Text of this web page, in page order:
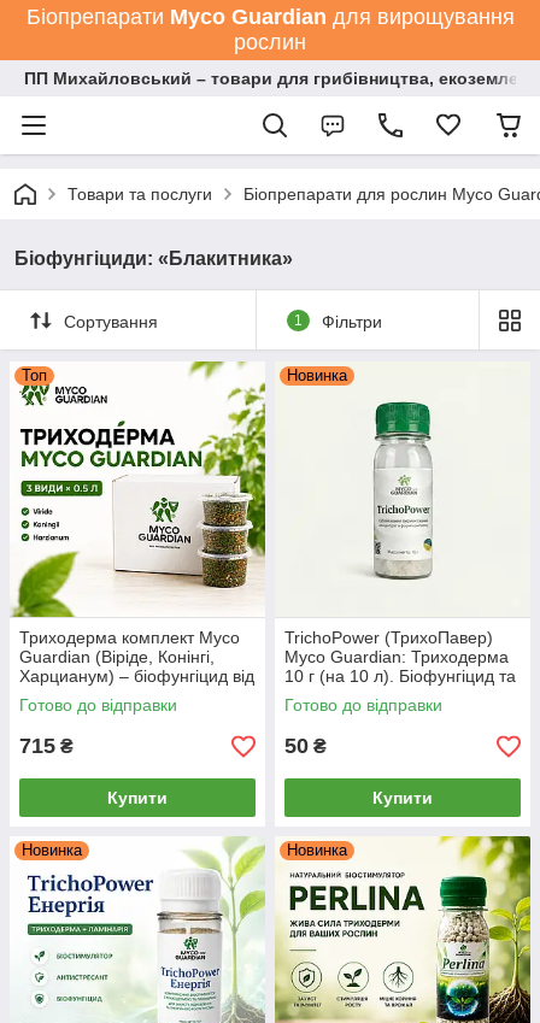
Біопрепарати Мyco Guardian для вирощування
рослин
ПП Михайловський – товари для грибівництва,
Товари та послуги Біопрепарати для рослин Myco
Біофунгіциди: «Блакитника»
Сортування 1 Фільтри
Топ
Триходерма комплект Myco
Guardian (Віріде, Конінгі,
Харцианум) – біофунгіцид від
фітофторозу, сірої гнилі,
фузаріозу 3 шт * 0.5 л
Готово до відправки
715 ₴
Купити
Новинка
TrichoPower (ТрихоПавер)
Myco Guardian: Триходерма
10 г (на 10 л). Біофунгіцид та
укорінювач
Готово до відправки
50 ₴
Купити
Новинка Новинка